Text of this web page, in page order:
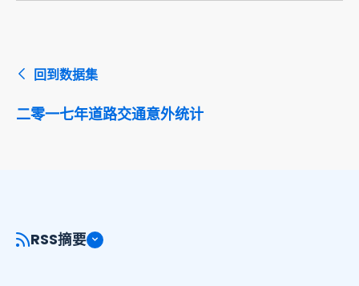
回到数据集
二零一七年道路交通意外统计
RSS摘要